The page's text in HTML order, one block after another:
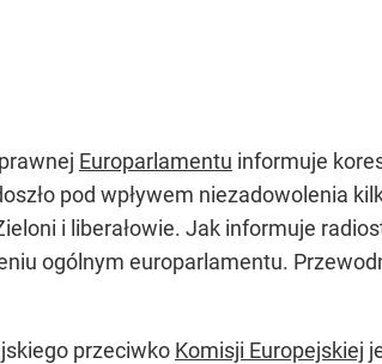
Europarlamentu informuje
pod wpływem niezadowolenia
i liberałowie. Jak informuje
ogólnym europarlamentu.
przeciwko Komisji Europejskiej